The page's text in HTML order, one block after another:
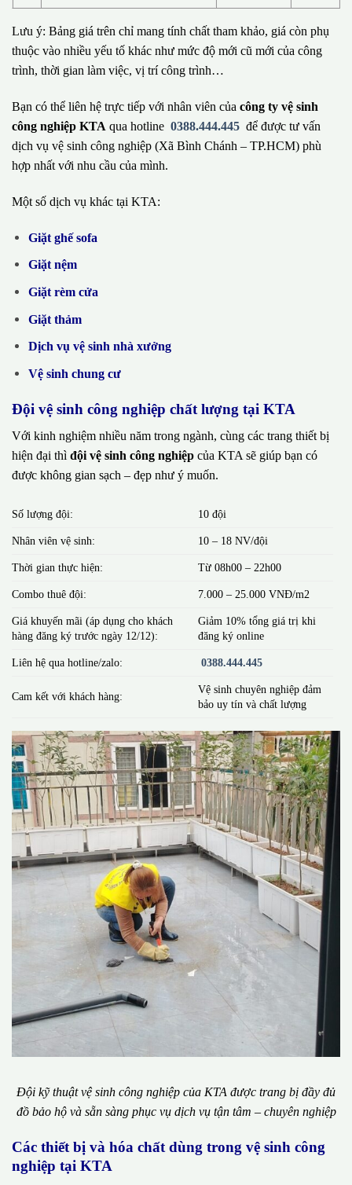
Lưu ý: Bảng giá trên chỉ mang tính chất tham khảo, giá còn phụ
thuộc vào nhiều yếu tố khác như mức độ mới cũ mới của công
trình, thời gian làm việc, vị trí công trình…
Bạn có thể liên hệ trực tiếp với nhân viên của công ty vệ sinh
công nghiệp KTA qua hotline 0388.444.445 để được tư vấn
dịch vụ vệ sinh công nghiệp (Xã Bình Chánh – TP.HCM) phù
hợp nhất với nhu cầu của mình.
Một số dịch vụ khác tại KTA:
Giặt ghế sofa
Giặt nệm
Giặt rèm cửa
Giặt thảm
Dịch vụ vệ sinh nhà xưởng
Vệ sinh chung cư
Đội vệ sinh công nghiệp chất lượng tại KTA
Với kinh nghiệm nhiều năm trong ngành, cùng các trang thiết bị
hiện đại thì đội vệ sinh công nghiệp của KTA sẽ giúp bạn có
được không gian sạch – đẹp như ý muốn.
Số lượng đội: 10 đội
Nhân viên vệ sinh: 10 – 18 NV/đội
Thời gian thực hiện: Từ 08h00 – 22h00
Combo thuê đội: 7.000 – 25.000 VNĐ/m2
Giá khuyến mãi (áp dụng cho khách
hàng đăng ký trước ngày 12/12):
Giảm 10% tổng giá trị khi
đăng ký online
Liên hệ qua hotline/zalo: 0388.444.445
Cam kết với khách hàng:
Vệ sinh chuyên nghiệp đảm
bảo uy tín và chất lượng
Đội kỹ thuật vệ sinh công nghiệp của KTA được trang bị đầy đủ
đồ bảo hộ và sẵn sàng phục vụ dịch vụ tận tâm – chuyên nghiệp
Các thiết bị và hóa chất dùng trong vệ sinh công
nghiệp tại KTA